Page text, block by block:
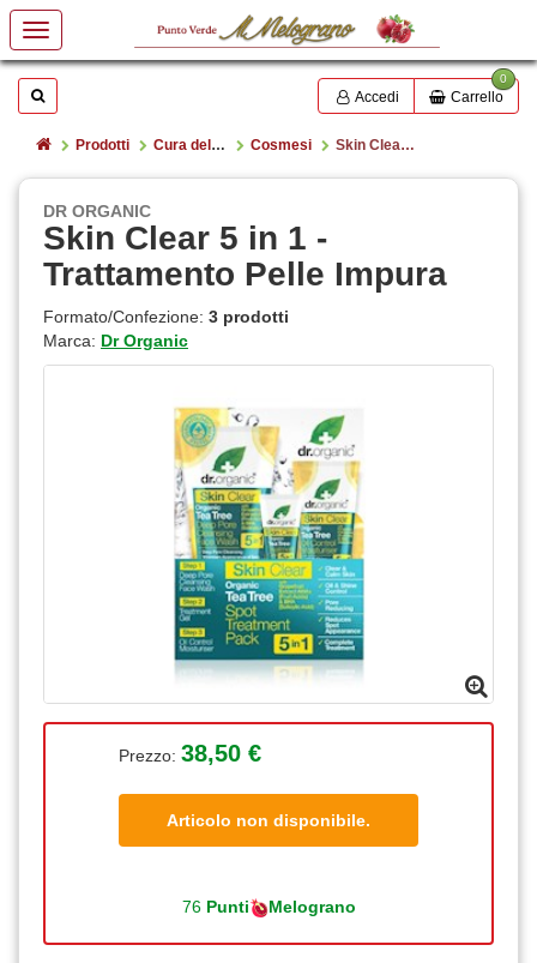
Cerca Accedi
0
Carrello
HomeProdotti Cura della persona/igiene e cosmesi Cosmesi Skin Clear 5 in 1 - Trattamento Pelle Impura
DR ORGANIC
Skin Clear 5 in 1 -
Trattamento Pelle Impura
Formato/Confezione: 3 prodotti
Marca: Dr Organic
Prezzo: 38,50 €
Articolo non disponibile.
76 Punti Melograno